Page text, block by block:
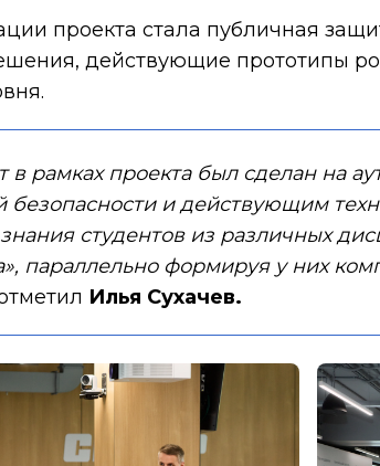
проекта стала публичная
действующие прототипы
в рамках проекта был сделан на
безопасности и действующим
студентов из различных
параллельно формируя у них
Илья Сухачев.